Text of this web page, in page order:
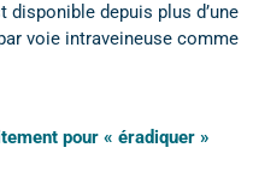
disponible depuis plus d’une
voie intraveineuse comme
pour « éradiquer »